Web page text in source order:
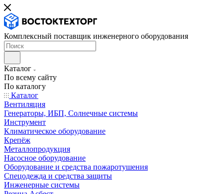
Комплексный поставщик инженерного оборудования
Каталог
По всему сайту
По каталогу
Каталог
Вентиляция
Генераторы, ИБП, Солнечные системы
Инструмент
Климатическое оборудование
Крепёж
Металлопродукция
Насосное оборудование
Оборудование и средства пожаротушения
Спецодежда и средства защиты
Инженерные системы